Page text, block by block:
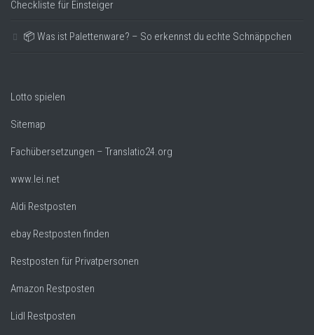
Checkliste für Einsteiger
📦 Was ist Palettenware? – So erkennst du echte Schnäppchen
Lotto spielen
Sitemap
Fachübersetzungen – Translatio24.org
www.lei.net
Aldi Restposten
ebay Restposten finden
Restposten für Privatpersonen
Amazon Restposten
Lidl Restposten